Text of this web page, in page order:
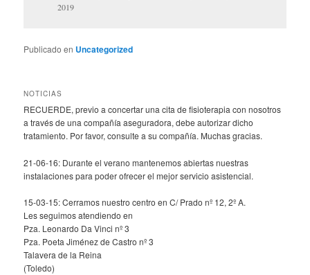
2019
Publicado en Uncategorized
NOTICIAS
RECUERDE, previo a concertar una cita de fisioterapia con nosotros
a través de una compañía aseguradora, debe autorizar dicho
tratamiento. Por favor, consulte a su compañía. Muchas gracias.
21-06-16: Durante el verano mantenemos abiertas nuestras
instalaciones para poder ofrecer el mejor servicio asistencial.
15-03-15: Cerramos nuestro centro en C/ Prado nº 12, 2º A.
Les seguimos atendiendo en
Pza. Leonardo Da Vinci nº 3
Pza. Poeta Jiménez de Castro nº 3
Talavera de la Reina
(Toledo)